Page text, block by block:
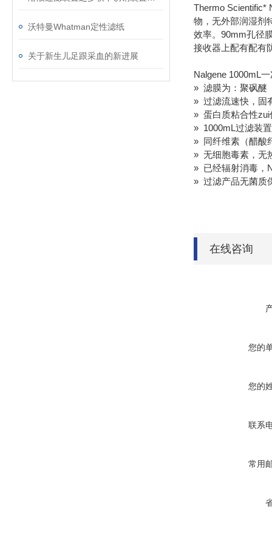
沃特曼Whatman定性滤纸
关于新生儿足跟采血的新进展
Thermo Scientific*
物，无外部润湿剂
效率。90mm孔径
接收器上配有配有
Nalgene 1000mL
» 滤膜为：聚砜醚
» 过滤流速快，固
» 蛋白质粘合性zui
» 1000mL过滤装
» 同纤维素（醋酸
» 无细胞毒素，无
» 已经辐射消毒，
» 过滤产品无菌质
在线咨询
您的
您的
联系
常用